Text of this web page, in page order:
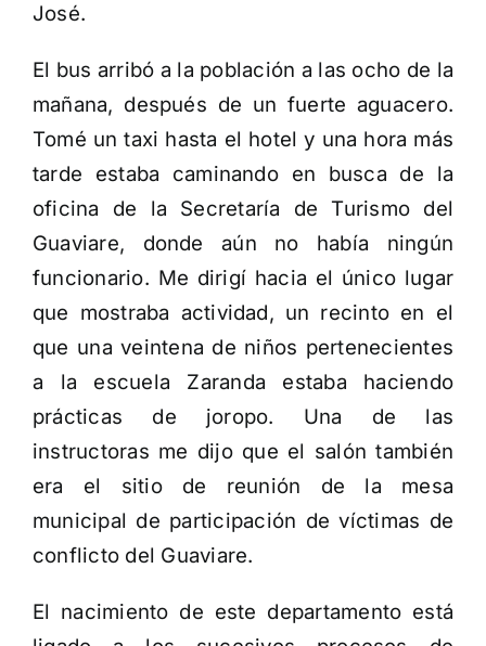
José.
El bus arribó a la población a las ocho de la
mañana, después de un fuerte aguacero.
Tomé un taxi hasta el hotel y una hora más
tarde estaba caminando en busca de la
oficina de la Secretaría de Turismo del
Guaviare, donde aún no había ningún
funcionario. Me dirigí hacia el único lugar
que mostraba actividad, un recinto en el
que una veintena de niños pertenecientes
a la escuela Zaranda estaba haciendo
prácticas de joropo. Una de las
instructoras me dijo que el salón también
era el sitio de reunión de la mesa
municipal de participación de víctimas de
conflicto del Guaviare.
El nacimiento de este departamento está